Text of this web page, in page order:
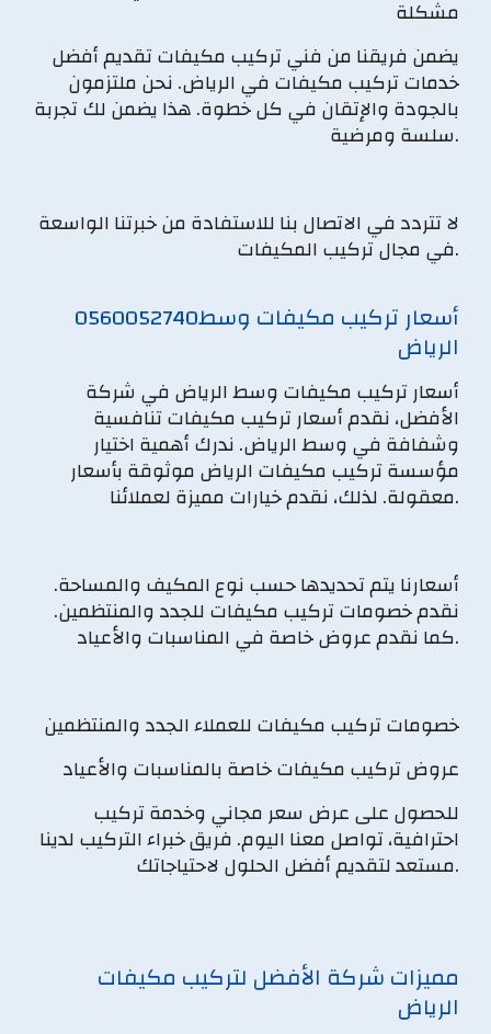
مشكلة
يضمن فريقنا من فني تركيب مكيفات تقديم أفضل
خدمات تركيب مكيفات في الرياض. نحن ملتزمون
بالجودة والإتقان في كل خطوة. هذا يضمن لك تجربة
سلسة ومرضية.
لا تتردد في الاتصال بنا للاستفادة من خبرتنا الواسعة
في مجال تركيب المكيفات.
0560052740أسعار تركيب مكيفات وسط
الرياض
أسعار تركيب مكيفات وسط الرياض في شركة
الأفضل، نقدم أسعار تركيب مكيفات تنافسية
وشفافة في وسط الرياض. ندرك أهمية اختيار
مؤسسة تركيب مكيفات الرياض موثوقة بأسعار
معقولة. لذلك، نقدم خيارات مميزة لعملائنا.
أسعارنا يتم تحديدها حسب نوع المكيف والمساحة.
نقدم خصومات تركيب مكيفات للجدد والمنتظمين.
كما نقدم عروض خاصة في المناسبات والأعياد.
خصومات تركيب مكيفات للعملاء الجدد والمنتظمين
عروض تركيب مكيفات خاصة بالمناسبات والأعياد
للحصول على عرض سعر مجاني وخدمة تركيب
احترافية، تواصل معنا اليوم. فريق خبراء التركيب لدينا
مستعد لتقديم أفضل الحلول لاحتياجاتك.
مميزات شركة الأفضل لتركيب مكيفات
الرياض